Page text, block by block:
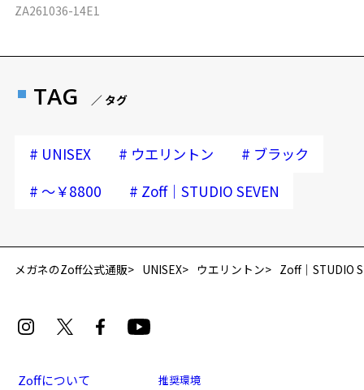
ZA261036-14E1
TAG ／ タグ
# UNISEX # ウエリントン # ブラック
# ～￥8800 # Zoff｜STUDIO SEVEN
メガネのZoff公式通販 UNISEX ウエリントン Zoff｜STUDIO
Zoffについて
推奨環境